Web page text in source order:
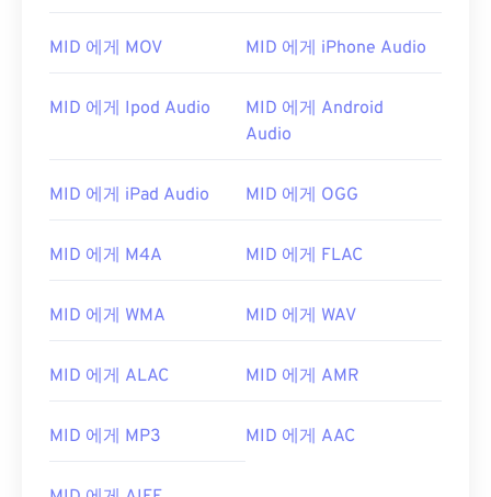
,Karaoke Player Musicnotes Player ,Sibelius등이
개발자: MIDI 제조업체 협회
유용한 링크:
https://www.midi.org/specifications
MID 에게 MOV MID 에게 iPhone Audio
MID 에게 Ipod Audio
MID 에게 Android
Audio
MID 에게 iPad Audio MID 에게 OGG
MID 에게 M4A MID 에게 FLAC
MID 에게 WMA MID 에게 WAV
MID 에게 ALAC MID 에게 AMR
MID 에게 MP3 MID 에게 AAC